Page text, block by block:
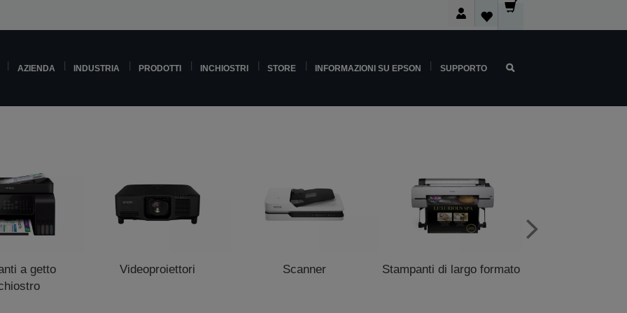
AZIENDA INDUSTRIA PRODOTTI INCHIOSTRI STORE INFORMAZIONI SU EPSON SUPPORTO
a getto
Videoproiettori Scanner Stampanti di largo formato